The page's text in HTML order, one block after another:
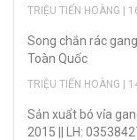
TRIỆU TIẾN HOÀNG |
Song chắn rác
Toàn Quốc
TRIỆU TIẾN HOÀNG |
Sản xuẩt bó vỉa
2015 || LH: